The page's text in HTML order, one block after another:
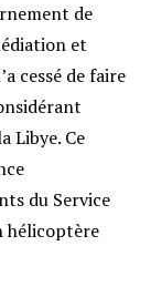
de
et
cessé de faire
Libye. Ce
du Service
hélicoptère